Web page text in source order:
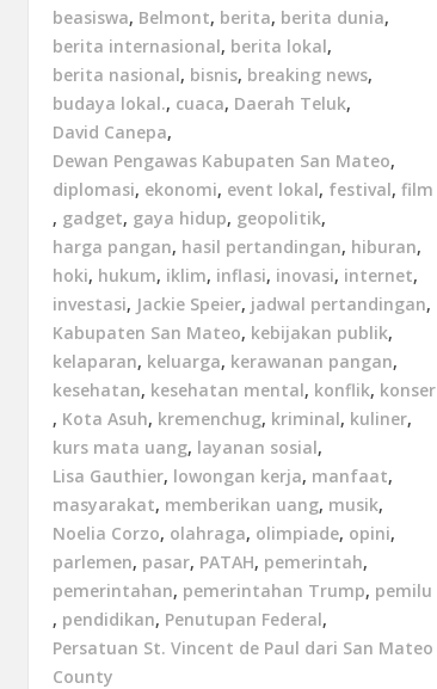
beasiswa, Belmont, berita, berita dunia,
berita internasional, berita lokal,
berita nasional, bisnis, breaking news,
budaya lokal., cuaca, Daerah Teluk,
David Canepa,
Dewan Pengawas Kabupaten San Mateo,
diplomasi, ekonomi, event lokal, festival, film
, gadget, gaya hidup, geopolitik,
harga pangan, hasil pertandingan, hiburan,
hoki, hukum, iklim, inflasi, inovasi, internet,
investasi, Jackie Speier, jadwal pertandingan,
Kabupaten San Mateo, kebijakan publik,
kelaparan, keluarga, kerawanan pangan,
kesehatan, kesehatan mental, konflik, konser
, Kota Asuh, kremenchug, kriminal, kuliner,
kurs mata uang, layanan sosial,
Lisa Gauthier, lowongan kerja, manfaat,
masyarakat, memberikan uang, musik,
Noelia Corzo, olahraga, olimpiade, opini,
parlemen, pasar, PATAH, pemerintah,
pemerintahan, pemerintahan Trump, pemilu
, pendidikan, Penutupan Federal,
Persatuan St. Vincent de Paul dari San Mateo
County